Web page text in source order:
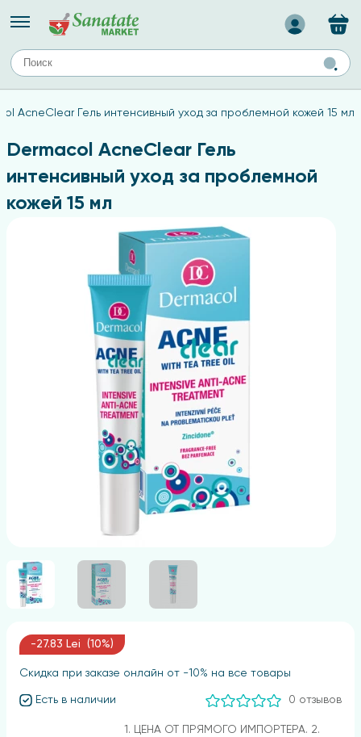
лица
Назад
ТИПЫ КОЖИ
Средства для комбинированной кожи
Средства для проблемной кожи
Средства для жирной кожи
AcneClear Гель интенсивный уход за проблемной кожей 15 мл
Dermacol AcneClear Гель
интенсивный уход за проблемной
кожей 15 мл
-27.83 Lei (10%)
Скидка при заказе онлайн от -10% на все товары
Есть в наличии 0 отзывов
1. ЦЕНА ОТ ПРЯМОГО ИМПОРТЕРА. 2.